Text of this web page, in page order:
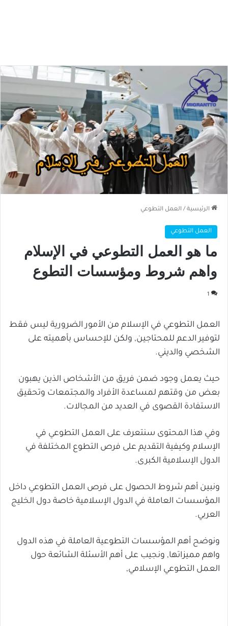
الرئيسية / العمل التطوعي
العمل التطوعي
ما هو العمل التطوعي في الإسلام
واهم شروط ومؤسسات التطوع
1
العمل التطوعي في الإسلام من الأمور الضرورية ليس فقط
لتوفير الدعم للمحتاجين, ولكن للإحساس بأهميته على
الشخصي والديني.
حيث يعمل وجود ضمن فريق من الأشخاص الذين يهبون
بعض من وقتهم لمساعدة الأفراد والمجتمعات وتحقيق
الاستفادة القصوى في العديد من المجالات.
وفي هذا المحتوى سنتعرف على العمل التطوعي في
الإسلام وكيفية التقديم على فرص التطوع المختلفة في
الدول الإسلامية الكبرى.
ونبين أهم شروط الحصول على فرص العمل التطوعي داخل
المؤسسات العاملة في الدول الإسلامية خاصة دول الخليج
العربي.
ونوضح أهم المؤسسات التطوعية العاملة في هذه الدول
واهم مميزاتها, ونجيب على أهم الأسئلة الشائعة حول
العمل التطوعي الإسلامي,